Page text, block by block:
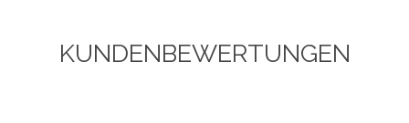
KUNDENBEWERTUNGEN